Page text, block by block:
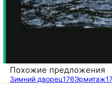
Похожие предложения
Зимний дворец176Эрмитаж